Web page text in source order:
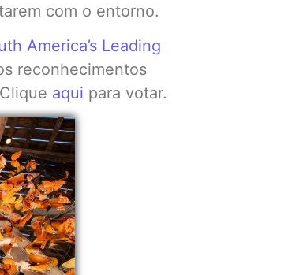
com o entorno.
America’s Leading
reconhecimentos
aqui para votar.